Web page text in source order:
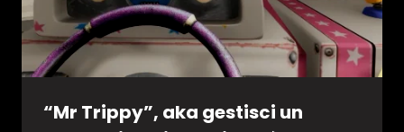
“Mr Trippy”, aka gestisci un